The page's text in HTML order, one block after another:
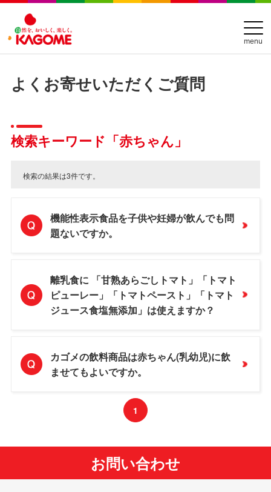
menu
よくお寄せいただくご質問
検索キーワード「赤ちゃん」
検索の結果は3件です。
機能性表示食品を子供や妊婦が飲んでも問
題ないですか。
離乳食に 「甘熟あらごしトマト」「トマト
ピューレー」「トマトペースト」「トマト
ジュース食塩無添加」は使えますか？
カゴメの飲料商品は赤ちゃん(乳幼児)に飲
ませてもよいですか。
1
お問い合わせ